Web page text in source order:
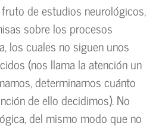
de estudios neurológicos,
sobre los procesos
los cuales no siguen unos
(nos llama la atención un
determinamos cuánto
de ello decidimos). No
del mismo modo que no